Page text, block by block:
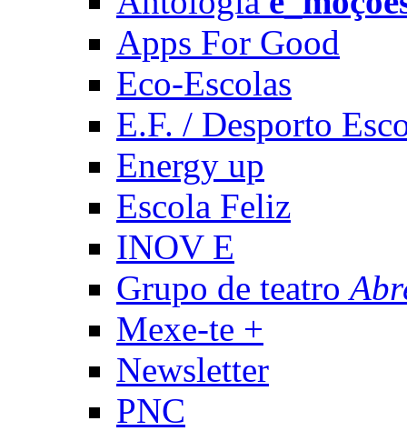
Apps For Good
Eco-Escolas
E.F. / Desporto
Energy up
Escola Feliz
INOV E
Grupo de teatro
Mexe-te +
Newsletter
PNC